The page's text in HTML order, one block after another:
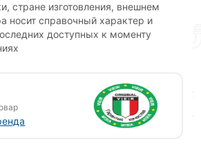
цены на товар Обратный клапан
действительны в Москве и
Вами для согласования условий
оформлением
ознакомиться с
стране изготовления, внешнем
носит справочный характер и
доступных к моменту